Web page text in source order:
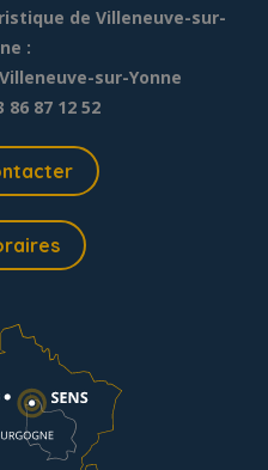
de Villeneuve-sur-
:
sur-Yonne
86 87 12 52